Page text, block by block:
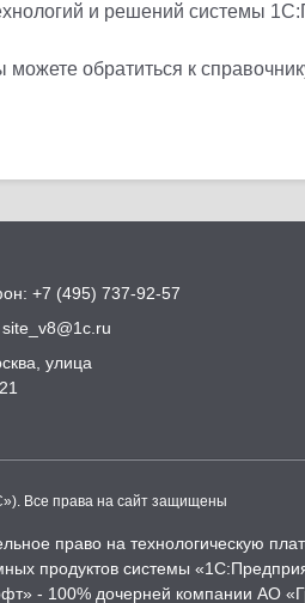
и решений системы
обратиться к
+7 (495) 737-92-57
site_v8@1c.ru
, улица
Все права на сайт защищены
право на технологическую
продуктов системы
- 100% дочерней компании АО